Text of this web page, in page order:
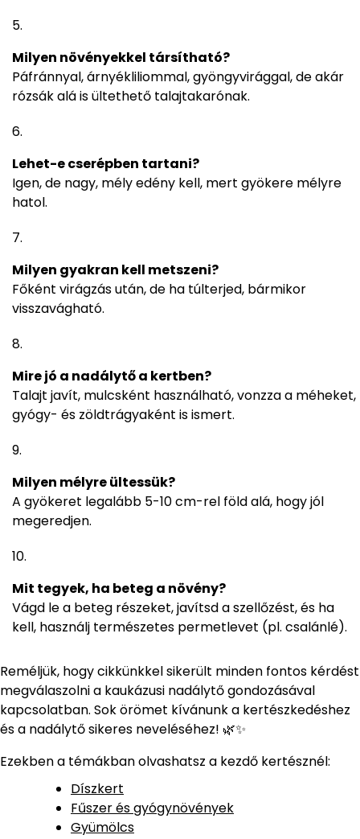
Milyen növényekkel társítható?
Páfránnyal, árnyékliliommal, gyöngyvirággal, de akár
rózsák alá is ültethető talajtakarónak.
Lehet-e cserépben tartani?
Igen, de nagy, mély edény kell, mert gyökere mélyre
hatol.
Milyen gyakran kell metszeni?
Főként virágzás után, de ha túlterjed, bármikor
visszavágható.
Mire jó a nadálytő a kertben?
Talajt javít, mulcsként használható, vonzza a méheket,
gyógy- és zöldtrágyaként is ismert.
Milyen mélyre ültessük?
A gyökeret legalább 5-10 cm-rel föld alá, hogy jól
megeredjen.
Mit tegyek, ha beteg a növény?
Vágd le a beteg részeket, javítsd a szellőzést, és ha
kell, használj természetes permetlevet (pl. csalánlé).
Reméljük, hogy cikkünkkel sikerült minden fontos kérdést
megválaszolni a kaukázusi nadálytő gondozásával
kapcsolatban. Sok örömet kívánunk a kertészkedéshez
és a nadálytő sikeres neveléséhez! 🌿✨
Ezekben a témákban olvashatsz a kezdő kertésznél:
Díszkert
Fűszer és gyógynövények
Gyümölcs